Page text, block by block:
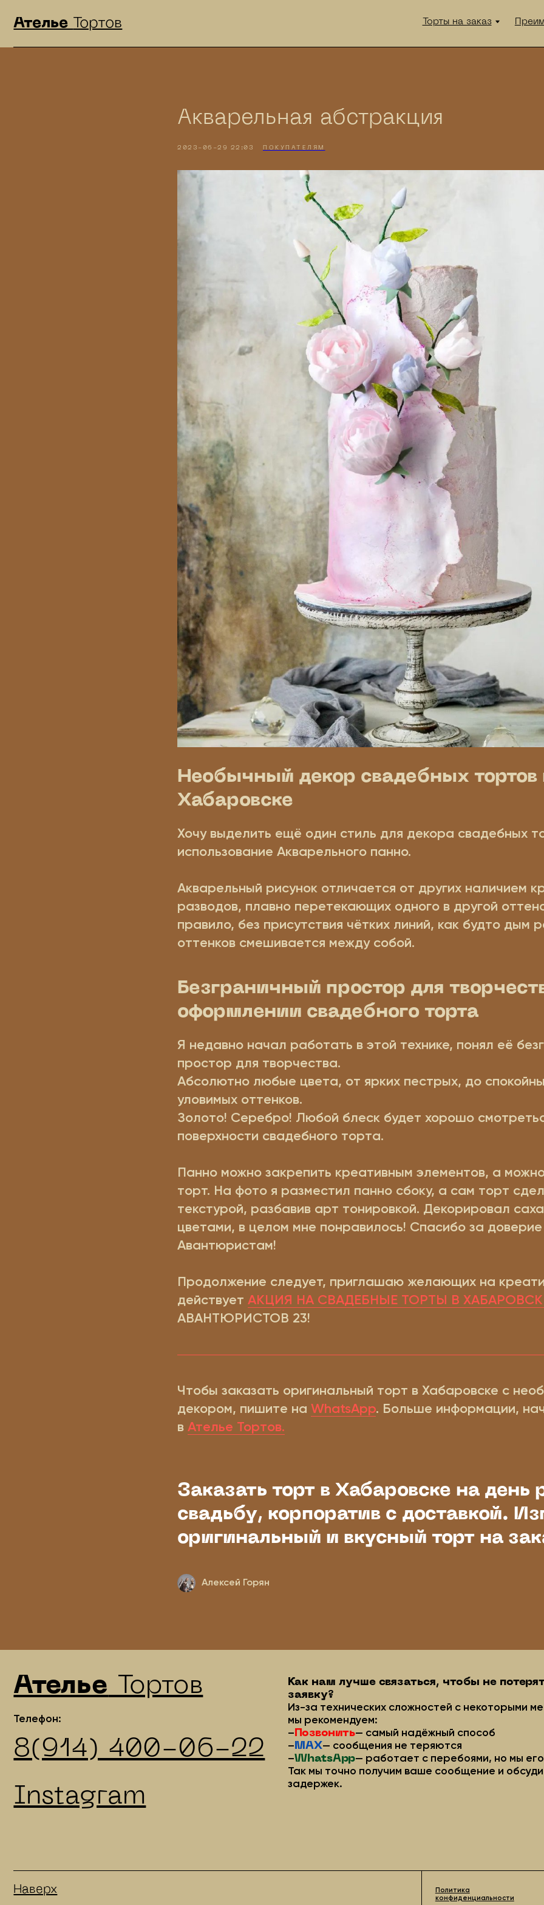
АтельеТортов Торты на заказ Преимущества
Акварельная абстракция
2023-06-29 22:03 ПОКУПАТЕЛЯМ
Необычный декор свадебных тортов
Хабаровске
Хочу выделить ещё один стиль для декора свадебных
использование Акварельного панно.
Акварельный рисунок отличается от других наличием
разводов, плавно перетекающих одного в другой
правило, без присутствия чётких линий, как будто дым
оттенков смешивается между собой.
Безграничный простор для
оформлении свадебного торта
Я недавно начал работать в этой технике, понял её
простор для творчества.
Абсолютно любые цвета, от ярких пестрых, до
уловимых оттенков.
Золото! Серебро! Любой блеск будет хорошо
поверхности свадебного торта.
Панно можно закрепить креативным элементов, а
торт. На фото я разместил панно сбоку, а сам торт
текстурой, разбавив арт тонировкой. Декорировал
цветами, в целом мне понравилось! Спасибо за
Авантюристам!
Продолжение следует, приглашаю желающих на
действует АКЦИЯ НА СВАДЕБНЫЕ ТОРТЫ В
АВАНТЮРИСТОВ 23!
Чтобы заказать оригинальный торт в Хабаровске с
декором, пишите на WhatsApp. Больше информации,
в Ателье Тортов.
Заказать торт в Хабаровске на день
свадьбу, корпоратив с доставкой.
оригинальный и вкусный торт на
Алексей Горян
Тортов
Как нам лучше связаться, чтобы не потерять вашу
заявку?
Из-за технических сложностей с некоторыми
мы рекомендуем:
— самый надёжный способ
Так мы точно получим ваше сообщение и обсудим торт без
Наверх